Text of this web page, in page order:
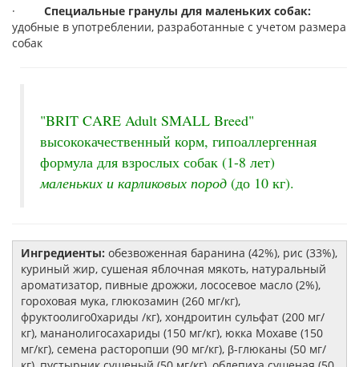
· Специальные гранулы для маленьких собак:
удобные в употреблении, разработанные с учетом размера
собак
"BRIT CARE Adult SMALL Breed"
высококачественный корм, гипоаллергенная
формула для взрослых собак (1-8 лет)
маленьких и карликовых пород(до 10 кг).
Ингредиенты: обезвоженная баранина (42%), рис (33%),
куриный жир, сушеная яблочная мякоть, натуральный
ароматизатор, пивные дрожжи, лососевое масло (2%),
гороховая мука, глюкозамин (260 мг/кг),
фруктоолиго0хариды /кг), хондроитин сульфат (200 мг/
кг), мананолигосахариды (150 мг/кг), юкка Мохаве (150
мг/кг), семена расторопши (90 мг/кг), β-глюканы (50 мг/